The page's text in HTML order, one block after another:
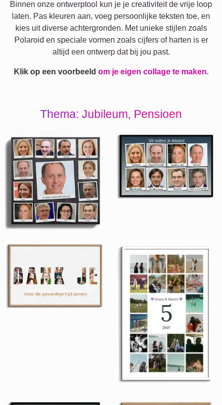
Binnen onze ontwerptool kun je je creativiteit de vrije loop
laten. Pas kleuren aan, voeg persoonlijke teksten toe, en
kies uit diverse achtergronden. Met unieke stijlen zoals
Polaroid en speciale vormen zoals cijfers of harten is er
altijd een ontwerp dat bij jou past.
Klik op een voorbeeld om je eigen collage te maken.
Thema: Jubileum, Pensioen